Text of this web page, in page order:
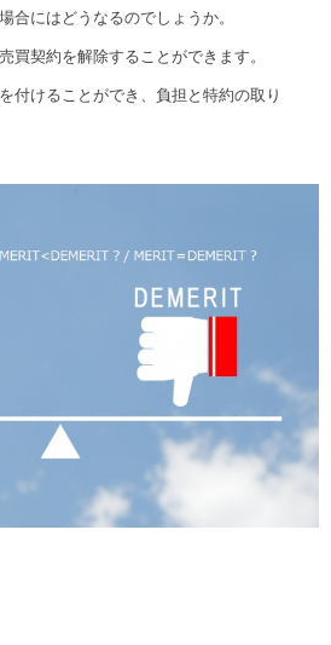
合にはどうなるのでしょうか。
買契約を解除することができます。
付けることができ、負担と特約の取り